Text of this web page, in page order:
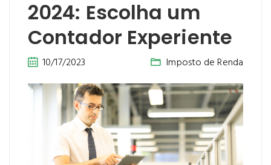
2024: Escolha um
Contador Experiente
10/17/2023 Imposto de Renda